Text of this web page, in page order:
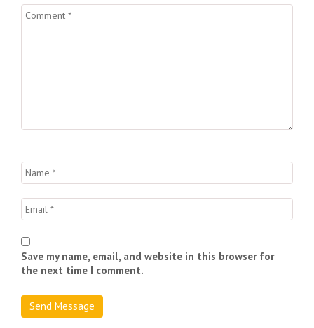
Save my name, email, and website in this browser for
the next time I comment.